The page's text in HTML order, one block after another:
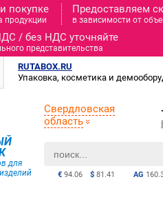
покупке
продукции
Предоставляем
в зависимости от
/ без НДС уточняйте
представительства
RUTABOX.RU
Упаковка, косметика и
для
AG
€ 94.06 $ 81.41
Свердловская
область